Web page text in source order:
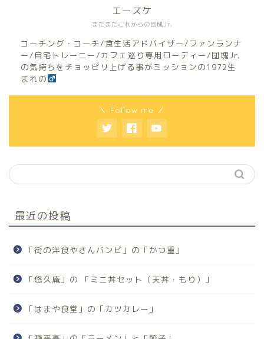
まだまだこれからの団塊Jr.
エースケ
コーチング・コーチ/食生活アドバイザー/ファンランナ
ー/自宅トレーニー/カフェ巡り専用ローディー/団塊Jr.
の気持ちをチョッピリ上げる事がミッションの1972生
まれの
＼ Follow me ／
最近の投稿
「街の洋食やさんバンビ」の「かつ重」
「悠久庵」の 「ミニ丼セット（天丼・もり）」
「はまや食堂」の「カツカレー」